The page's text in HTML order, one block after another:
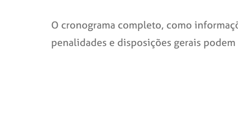
O cronograma completo, como
penalidades e disposições gerais